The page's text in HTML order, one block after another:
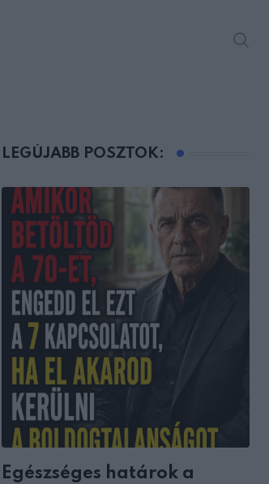
LEGÚJABB POSZTOK:
Egészséges határok a